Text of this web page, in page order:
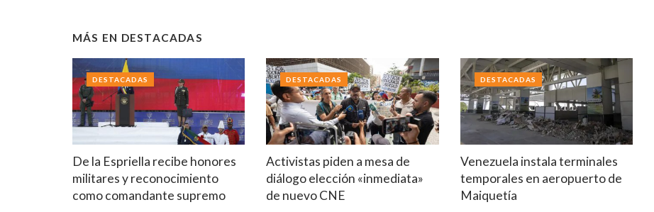
MÁS EN DESTACADAS
De la Espriella recibe honores
militares y reconocimiento
como comandante supremo
DESTACADAS
Activistas piden a mesa de
diálogo elección «inmediata»
de nuevo CNE
DESTACADAS
Venezuela instala terminales
temporales en aeropuerto de
Maiquetía
DESTACADAS